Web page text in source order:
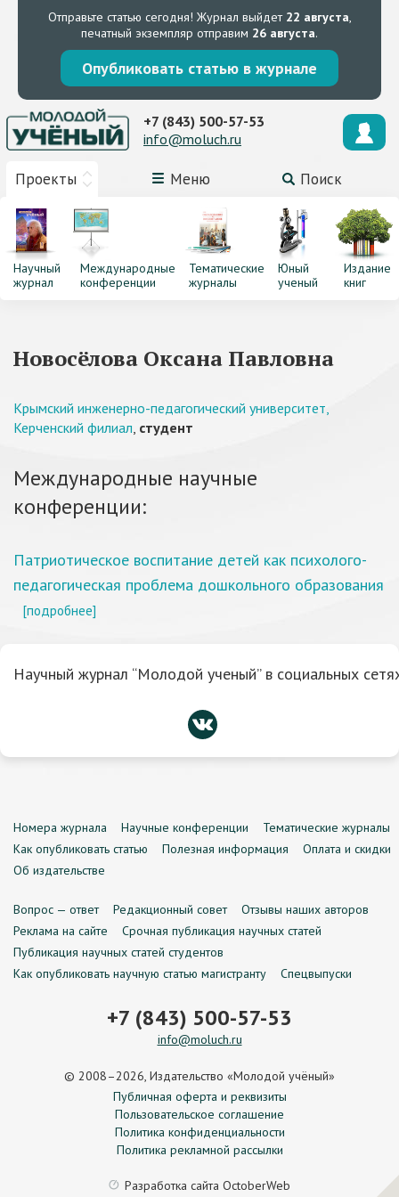
Отправьте статью сегодня! Журнал выйдет 22 августа,
печатный экземпляр отправим 26 августа.
Опубликовать статью в журнале
Проекты Меню Поиск
+7 (843) 500-57-53
info@moluch.ru
Научный
журнал
Международные
конференции
Тематические
журналы
Юный
ученый
Издание
книг
Новосёлова Оксана Павловна
Крымский инженерно-педагогический университет,
Керченский филиал, студент
Международные научные
конференции:
Патриотическое воспитание детей как психолого-
педагогическая проблема дошкольного образования
[подробнее]
Научный журнал “Молодой ученый” в социальных
Номера журнала Научные конференции
Тематические журналы
Как опубликовать статью
Полезная информация
Оплата и скидки
Об издательстве
Вопрос — ответ Редакционный совет
Отзывы наших авторов
Реклама на сайте
Срочная публикация научных статей
Публикация научных статей студентов
Как опубликовать научную статью магистранту
Спецвыпуски
+7 (843) 500-57-53
info@moluch.ru
© 2008–2026, Издательство «Молодой учёный»
Публичная оферта и реквизиты
Пользовательское соглашение
Политика конфиденциальности
Политика рекламной рассылки
Разработка сайта OctoberWeb